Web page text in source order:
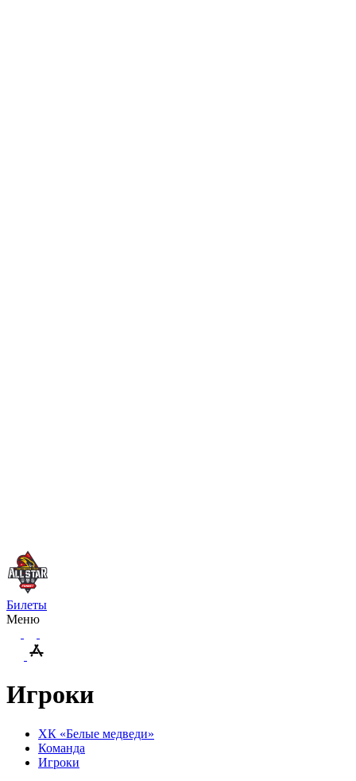
Билеты
Меню
Игроки
ХК «Белые медведи»
Команда
Игроки